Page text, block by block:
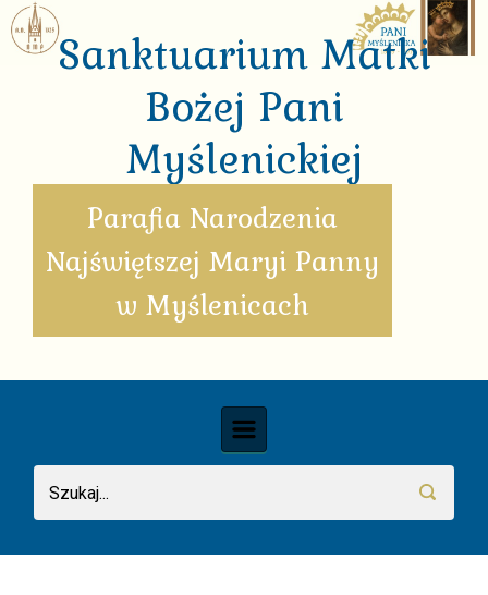
Skip to main content
Sanktuarium Matki
Bożej Pani
Myślenickiej
Parafia Narodzenia
Najświętszej Maryi Panny
w Myślenicach